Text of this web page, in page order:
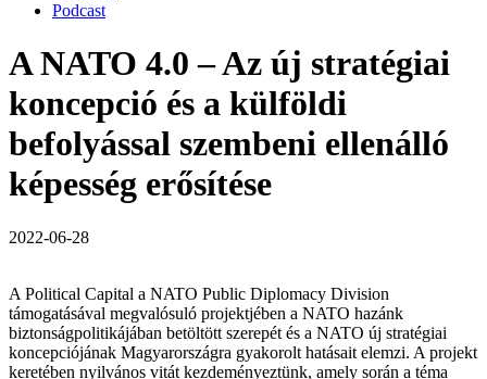
Podcast
A NATO 4.0 – Az új stratégiai
koncepció és a külföldi
befolyással szembeni ellenálló
képesség erősítése
2022-06-28
A Political Capital a NATO Public Diplomacy Division
támogatásával megvalósuló projektjében a NATO hazánk
biztonságpolitikájában betöltött szerepét és a NATO új stratégiai
koncepciójának Magyarországra gyakorolt hatásait elemzi. A projekt
keretében nyilvános vitát kezdeményeztünk, amely során a téma